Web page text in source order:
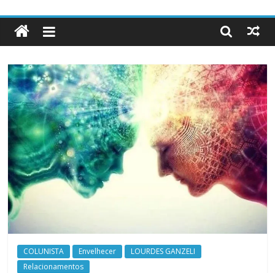
COLUNISTA Envelhecer
LOURDES GANZELI
Relacionamentos